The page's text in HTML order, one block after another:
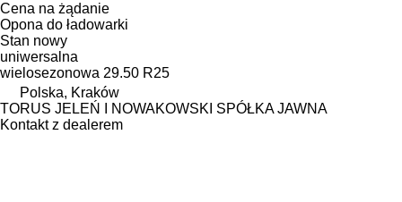
Cena na żądanie
Opona do ładowarki
Stan nowy
uniwersalna
wielosezonowa 29.50 R25
Polska, Kraków
TORUS JELEŃ I NOWAKOWSKI SPÓŁKA JAWNA
Kontakt z dealerem